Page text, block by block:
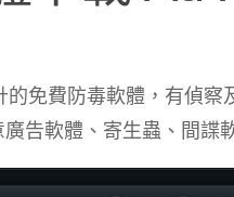
免費防毒軟體，有偵
告軟體、寄生蟲、間諜